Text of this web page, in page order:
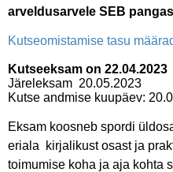
arveldusarvele SEB
Kutseomistamise tasu
Kutseeksam on 22.04.2023
Järeleksam 20.05.2023
Kutse andmise kuupäev:
Eksam koosneb spordi
eriala kirjalikust osast ja
toimumise koha ja aja kohta